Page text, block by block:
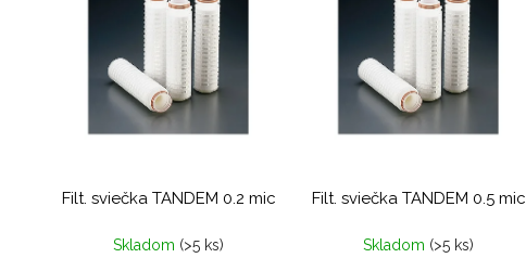
Filt. sviečka TANDEM 0.2 mic
Skladom (>5 ks)
Filt. sviečka TANDEM 0.5 mic
Skladom (>5 ks)